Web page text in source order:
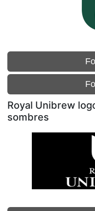
Royal Unibrew
sombres